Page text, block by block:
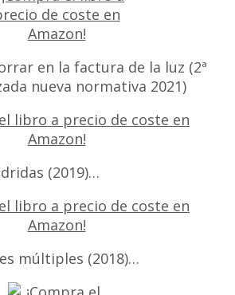
en la factura de la luz (2ª
nueva normativa 2021)
(2019)…
múltiples (2018)…